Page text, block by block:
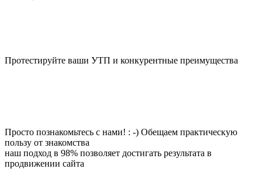
Протестируйте ваши УТП и конкурентные преимущества
Просто познакомьтесь с нами! : -) Обещаем практическую
пользу от знакомства
наш подход в 98% позволяет достигать результата в
продвижении сайта